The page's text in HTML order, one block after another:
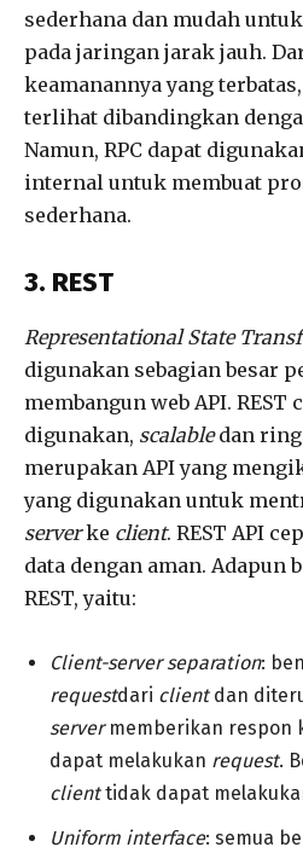
sederhana dan mudah
pada jaringan jarak jauh.
keamanannya yang
terlihat dibandingkan
Namun, RPC dapat
internal untuk membuat
sederhana.
3. REST
Representational State
digunakan sebagian besar
membangun web API.
digunakan, scalabledan
merupakan API yang
yang digunakan untuk
serverke client. REST API
data dengan aman. Adapun
REST, yaitu:
Client-server separation:
requestdari clientdan
servermemberikan respon
dapat melakukan request.
clienttidak dapat
Uniform interface: semua